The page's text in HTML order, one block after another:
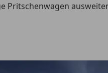
Pritschenwagen